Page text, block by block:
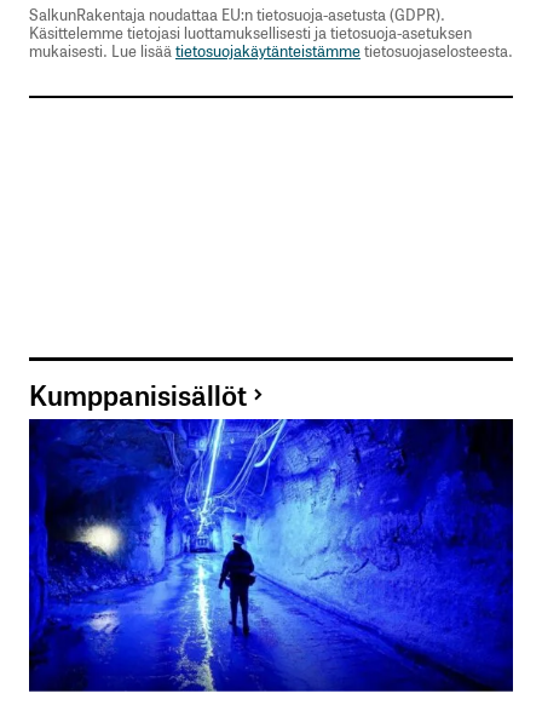
SalkunRakentaja noudattaa EU:n tietosuoja-asetusta (GDPR).
Käsittelemme tietojasi luottamuksellisesti ja tietosuoja-asetuksen
mukaisesti. Lue lisää tietosuojakäytänteistämmetietosuojaselosteesta.
Kumppanisisällöt